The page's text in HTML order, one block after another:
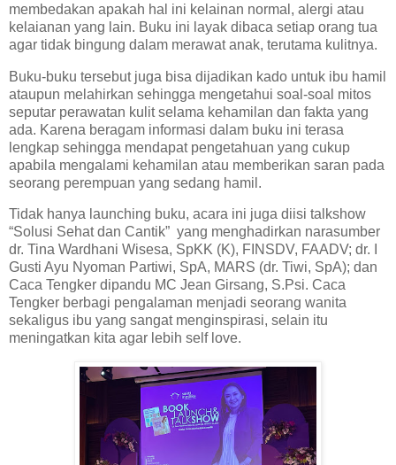
membedakan apakah hal ini kelainan normal, alergi atau
kelaianan yang lain. Buku ini layak dibaca setiap orang tua
agar tidak bingung dalam merawat anak, terutama kulitnya.
Buku-buku tersebut juga bisa dijadikan kado untuk ibu hamil
ataupun melahirkan sehingga mengetahui soal-soal mitos
seputar perawatan kulit selama kehamilan dan fakta yang
ada. Karena beragam informasi dalam buku ini terasa
lengkap sehingga mendapat pengetahuan yang cukup
apabila mengalami kehamilan atau memberikan saran pada
seorang perempuan yang sedang hamil.
Tidak hanya launching buku, acara ini juga diisi talkshow
“Solusi Sehat dan Cantik” yang menghadirkan narasumber
dr. Tina Wardhani Wisesa, SpKK (K), FINSDV, FAADV; dr. I
Gusti Ayu Nyoman Partiwi, SpA, MARS (dr. Tiwi, SpA); dan
Caca Tengker dipandu MC Jean Girsang, S.Psi. Caca
Tengker berbagi pengalaman menjadi seorang wanita
sekaligus ibu yang sangat menginspirasi, selain itu
meningatkan kita agar lebih self love.